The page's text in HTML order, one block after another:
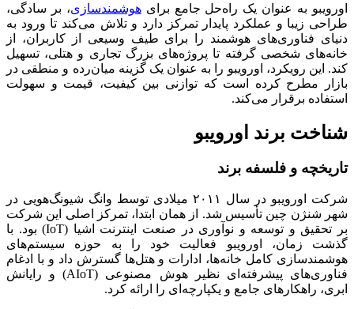
اورویبو به عنوان یک راه‌حل جامع برایهوشمندسازی، بر سادگی،
طراحی زیبا و عملکرد پایدار تمرکز دارد و تلاش می‌کند تا ورود به
دنیای فناوری‌های هوشمند را برای طیف وسیعی از کاربران، از
خانه‌های شخصی گرفته تا پروژه‌های بزرگ تجاری و هتلی، تسهیل
کند. این رویکرد، اورویبو را به عنوان یک گزینه میان‌رده و منطقی در
بازار مطرح کرده است که توازنی بین کیفیت، قیمت و سهولت
استفاده برقرار می‌کند.
شناخت برند اورویبو
تاریخچه و فلسفه برند
شرکت اورویبو در سال ۲۰۱۱ میلادی توسط وانگ شیونگ‌هویی در
شهر شنژن چین تأسیس شد. از همان ابتدا، تمرکز اصلی این شرکت
بر تحقیق و توسعه و نوآوری در صنعت اینترنت اشیا (IoT) بود. با
گذشت زمان، اورویبو فعالیت خود را به حوزه سیستم‌های
هوشمندسازی کامل خانه‌ها، ادارات و هتل‌ها گسترش داد و با ادغام
فناوری‌های پیشرفته‌ای نظیر هوش مصنوعی (AIoT) و رایانش
ابری، راهکارهای جامع و یکپارچه‌ای را ارائه کرد.